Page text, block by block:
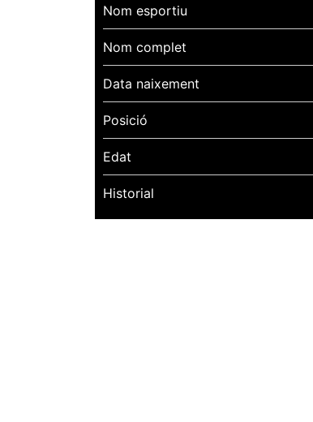
Nom esportiu
Nom complet
Data naixement
Posició
Edat
Historial